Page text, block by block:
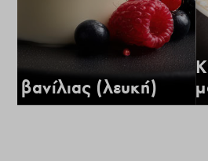
βανίλιας (λευκή)